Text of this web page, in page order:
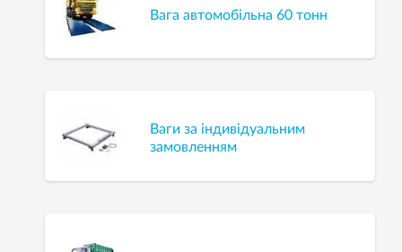
Вага автомобільна 60 тонн
Ваги за індивідуальним
замовленням